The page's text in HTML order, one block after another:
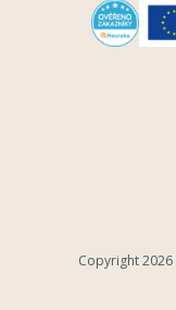
Copyright 2026